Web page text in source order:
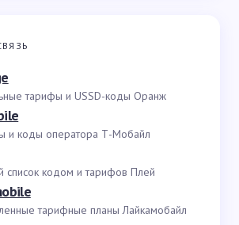
тарифы и USSD-коды Оранж
и коды оператора Т-Мобайл
список кодом и тарифов Плей
тарифные планы Лайкамобайл